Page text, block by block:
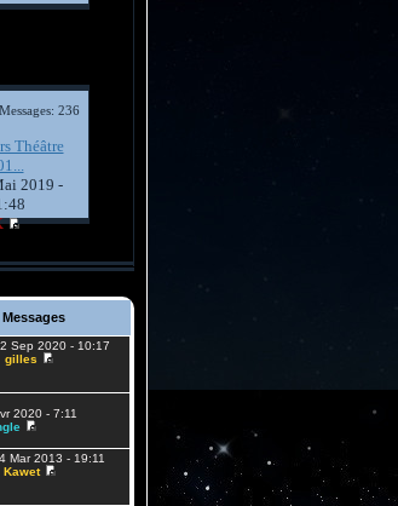
236
Théâtre
2019 -
Sep 2020 - 10:17
gilles
2020 - 7:11
Mar 2013 - 19:11
Kawet